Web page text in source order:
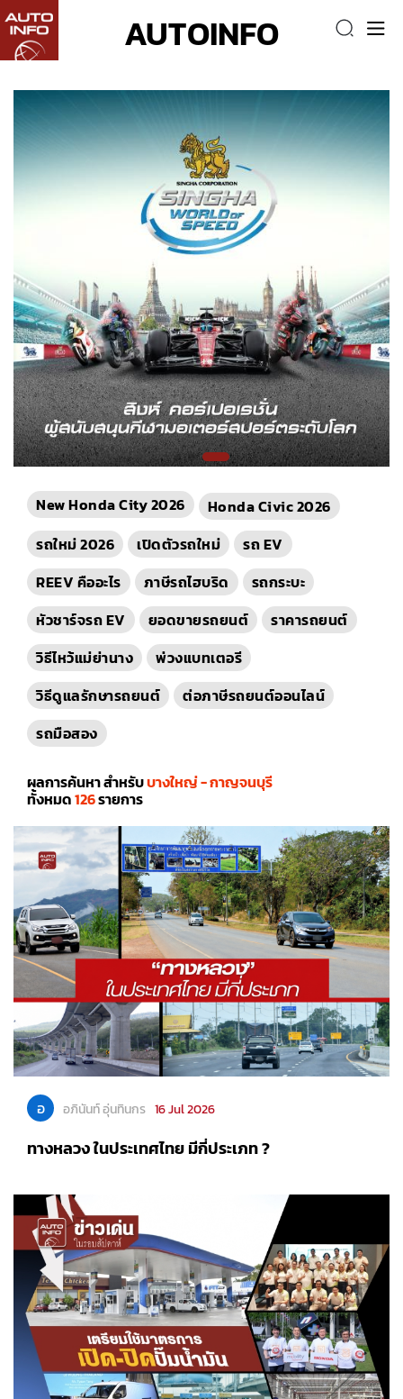
AUTOINFO
New Honda City 2026
Honda Civic 2026
รถใหม่ 2026
เปิดตัวรถใหม่
รถ EV
REEV คืออะไร
ภาษีรถไฮบริด
รถกระบะ
หัวชาร์จรถ EV
ยอดขายรถยนต์
ราคารถยนต์
วิธีไหว้แม่ย่านาง
พ่วงแบทเตอรี
วิธีดูแลรักษารถยนต์
ต่อภาษีรถยนต์ออนไลน์
รถมือสอง
ผลการค้นหา สำหรับบางใหญ่ - กาญจนบุรี
ทั้งหมด126รายการ
อ อภินันท์ อุ่นทินกร 16 Jul 2026
ทางหลวง ในประเทศไทย มีกี่ประเภท ?